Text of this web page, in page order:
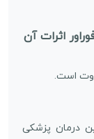
اثرات آن
است.
درمان پزشکی